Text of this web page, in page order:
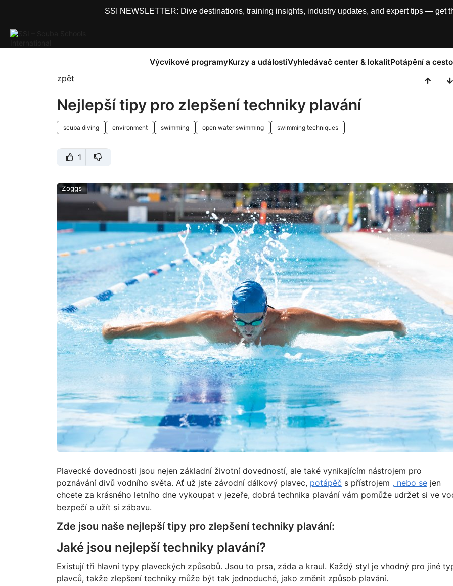
SSI NEWSLETTER: Dive destinations, training insights, industry updates, and expert tips — get
Výcvikové programyKurzy a událostiVyhledávač center & lokalitPotápění a
zpět
Nejlepší tipy pro zlepšení techniky plavání
scuba diving environment swimming open water swimming swimming techniques
1
Zoggs
Plavecké dovednosti jsou nejen základní životní dovedností, ale také vynikajícím nástrojem pro
poznávání divů vodního světa. Ať už jste závodní dálkový plavec, potápěč s přístrojem , nebo sejen
chcete za krásného letního dne vykoupat v jezeře, dobrá technika plavání vám pomůže udržet si ve
bezpečí a užít si zábavu.
Zde jsou naše nejlepší tipy pro zlepšení techniky plavání:
Jaké jsou nejlepší techniky plavání?
Existují tři hlavní typy plaveckých způsobů. Jsou to prsa, záda a kraul. Každý styl je vhodný pro jiné
plavců, takže zlepšení techniky může být tak jednoduché, jako změnit způsob plavání.